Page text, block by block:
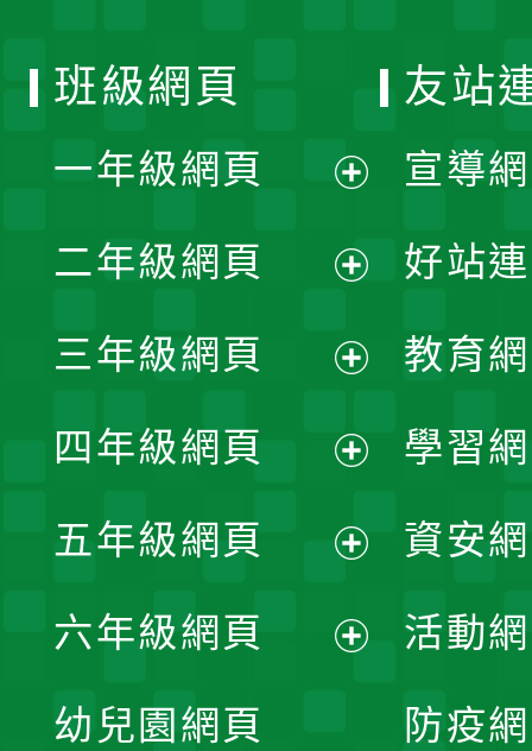
班級網頁
一年級網頁
開
選
單
二年級網頁
開
選
單
三年級網頁
開
選
單
四年級網頁
開
選
五年級網頁
開
六年級網頁
幼兒園網頁
友站
宣導
好站
教育
學習
資安
活動
防疫